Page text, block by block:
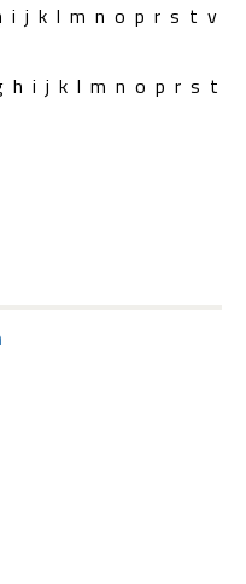
i j k l m n o p r s t v
h i j k l m n o p r s t